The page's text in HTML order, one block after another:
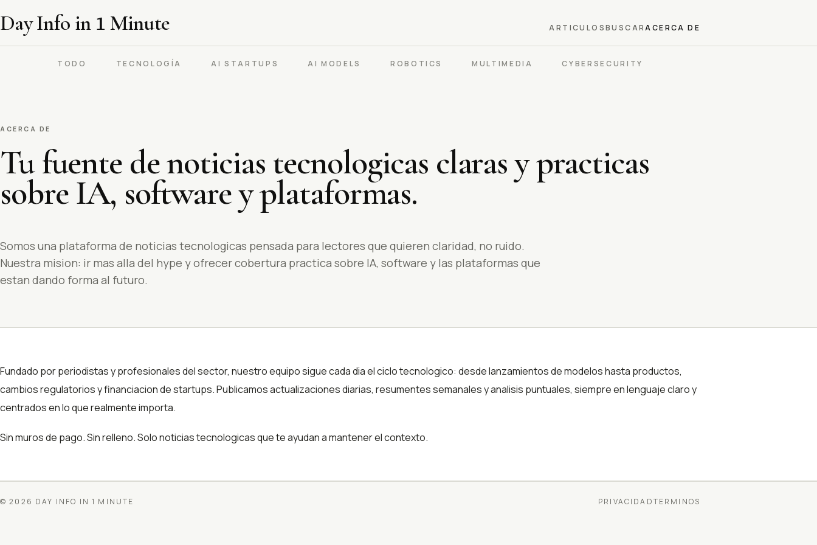
Day Info in 1 Minute ARTICULOSBUSCARACERCA DE
TODO TECNOLOGÍA AI STARTUPS AI MODELS ROBOTICS MULTIMEDIA CYBERSECURITY
ACERCA DE
Tu fuente de noticias tecnologicas claras y practicas
sobre IA, software y plataformas.
Somos una plataforma de noticias tecnologicas pensada para lectores que quieren claridad, no ruido.
Nuestra mision: ir mas alla del hype y ofrecer cobertura practica sobre IA, software y las plataformas que
estan dando forma al futuro.
Fundado por periodistas y profesionales del sector, nuestro equipo sigue cada dia el ciclo tecnologico: desde lanzamientos de modelos hasta productos,
cambios regulatorios y financiacion de startups. Publicamos actualizaciones diarias, resumentes semanales y analisis puntuales, siempre en lenguaje claro y
centrados en lo que realmente importa.
Sin muros de pago. Sin relleno. Solo noticias tecnologicas que te ayudan a mantener el contexto.
©2026 DAY INFO IN 1 MINUTE PRIVACIDADTERMINOS